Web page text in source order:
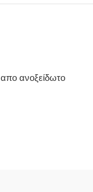
απο ανοξείδωτο